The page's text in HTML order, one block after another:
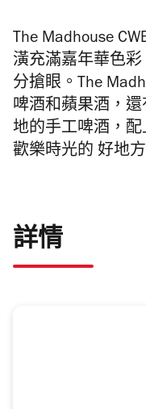
The Madhouse
潢充滿嘉年華色
分搶眼。The
啤酒和蘋果酒，
地的手工啤酒，
歡樂時光的 好地方
詳情